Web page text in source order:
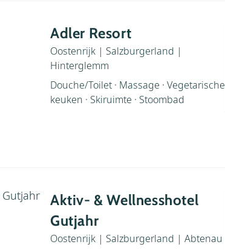
Adler Resort
Oostenrijk | Salzburgerland |
Hinterglemm
Douche/Toilet · Massage · Vegetarische
keuken · Skiruimte · Stoombad
Aktiv- & Wellnesshotel
Gutjahr
Oostenrijk | Salzburgerland | Abtenau